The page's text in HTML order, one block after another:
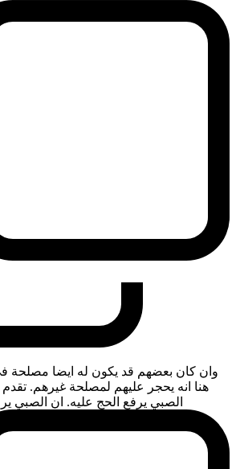
وان كان بعضهم قد يكون له ايضا مصلحة
هنا انه يحجر عليهم لمصلحة غيرهم.
الصبي يرفع الحج عليه. ان الصبي